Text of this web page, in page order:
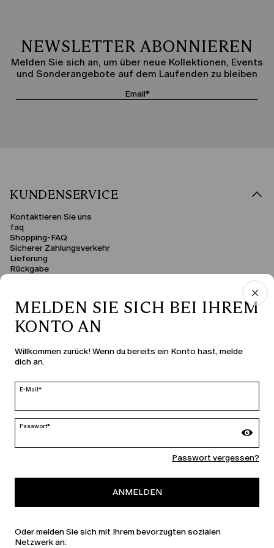
NEWSLETTER ABONNIEREN
Melden Sie sich an, um über neue Kollektionen, Events
und Sonderangebote auf dem Laufenden zu bleiben
KUNDENSERVICE
Kontaktieren Sie uns
faq
Shopping-FAQ
Sicherer Zahlungsverkehr
Lieferung
Rückgabe
LAND UND SPRACHE
ändern
MELDEN SIE SICH BEI IHREM
KONTO AN
Willkommen zurück! Wenn du bereits ein Konto hast, melde
dich an.
E-Mail*
Passwort*
Passwort vergessen?
ANMELDEN
Oder melden Sie sich mit Ihrem bevorzugten sozialen
Netzwerk an: